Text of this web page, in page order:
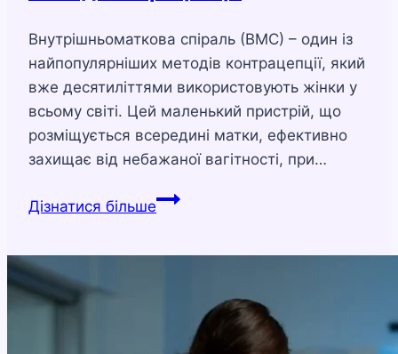
Внутрішньоматкова спіраль (ВМС) – один із
найпопулярніших методів контрацепції, який
вже десятиліттями використовують жінки у
всьому світі. Цей маленький пристрій, що
розміщується всередині матки, ефективно
захищає від небажаної вагітності, при…
Дізнатися більшеВнутрішньоматкова
поганий